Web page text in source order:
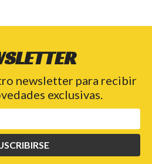
newsletter para recibir
exclusivas.